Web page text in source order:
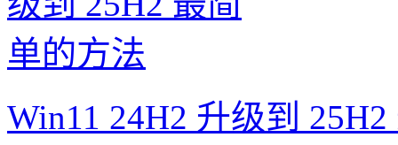
Win11 24H2 升级到